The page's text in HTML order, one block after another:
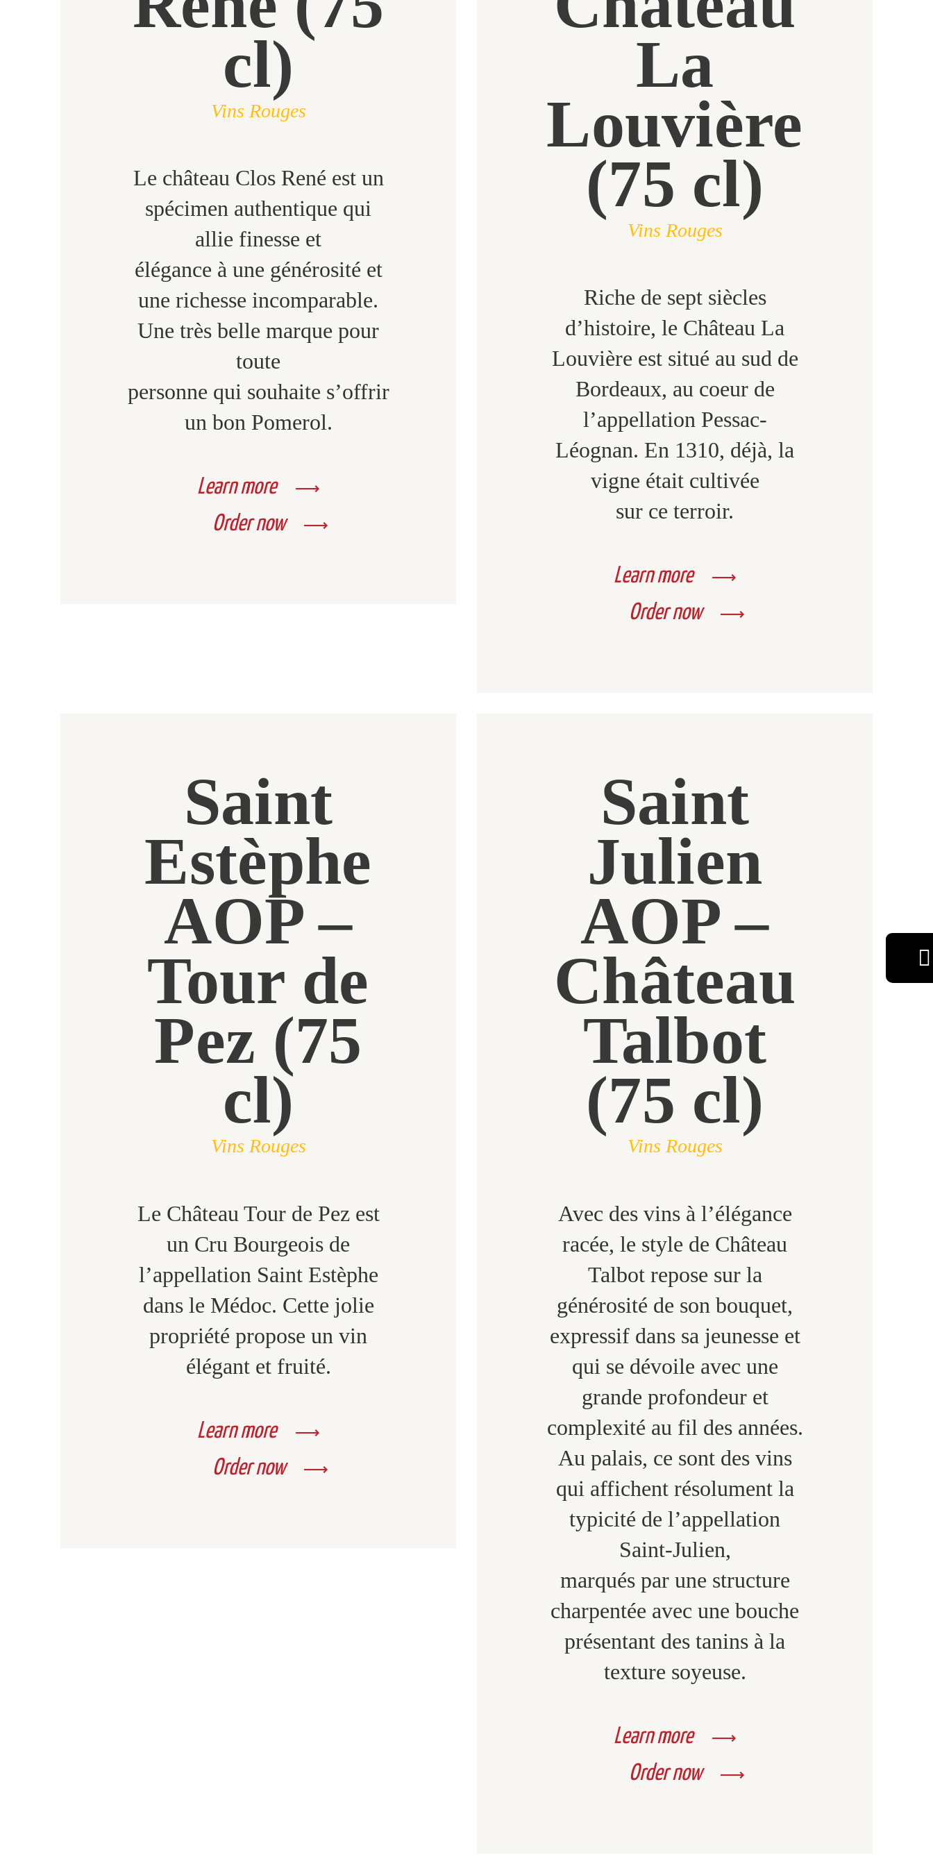
CONTACT
cl)
Vins Rouges
Le château Clos René est un
spécimen authentique qui
allie finesse et
élégance à une générosité et
une richesse incomparable.
Une très belle marque pour
toute
personne qui souhaite s’offrir
un bon Pomerol.
Learn more
Order now
La
Louvière
(75 cl)
Vins Rouges
Riche de sept siècles
d’histoire, le Château La
Louvière est situé au sud de
Bordeaux, au coeur de
l’appellation Pessac-
Léognan. En 1310, déjà, la
vigne était cultivée
sur ce terroir.
Learn more
Order now
Saint
Estèphe
AOP –
Tour de
Pez (75
cl)
Vins Rouges
Le Château Tour de Pez est
un Cru Bourgeois de
l’appellation Saint Estèphe
dans le Médoc. Cette jolie
propriété propose un vin
élégant et fruité.
Learn more
Order now
Saint
Julien
AOP –
Château
Talbot
(75 cl)
Vins Rouges
Avec des vins à l’élégance
racée, le style de Château
Talbot repose sur la
générosité de son bouquet,
expressif dans sa jeunesse et
qui se dévoile avec une
grande profondeur et
complexité au fil des années.
Au palais, ce sont des vins
qui affichent résolument la
typicité de l’appellation
Saint-Julien,
marqués par une structure
charpentée avec une bouche
présentant des tanins à la
texture soyeuse.
Learn more
Order now